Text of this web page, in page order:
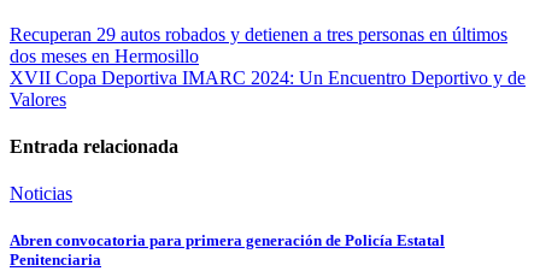
Recuperan 29 autos robados y detienen a tres personas en últimos
dos meses en Hermosillo
XVII Copa Deportiva IMARC 2024: Un Encuentro Deportivo y de
Valores
Entrada relacionada
Noticias
Abren convocatoria para primera generación de Policía Estatal
Penitenciaria